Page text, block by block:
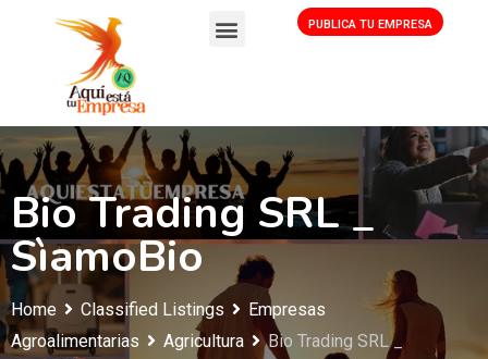
PUBLICA TU EMPRESA
Bio Trading SRL _
SìamoBio
Home Classified Listings
Empresas
Agroalimentarias
Agricultura
Bio Trading SRL _